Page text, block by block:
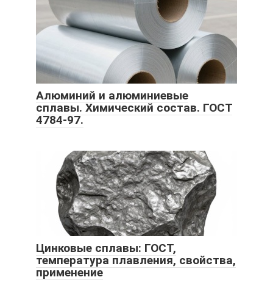
Алюминий и алюминиевые
сплавы. Химический состав. ГОСТ
4784-97.
Цинковые сплавы: ГОСТ,
температура плавления, свойства,
применение